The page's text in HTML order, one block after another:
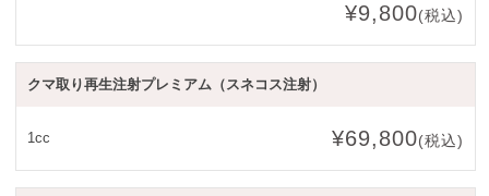
¥9,800(税込)
クマ取り再生注射プレミアム（スネコス注射）
1cc ¥69,800(税込)